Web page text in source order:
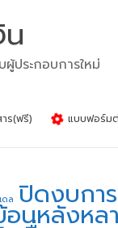
ประกอบการใหม่
ร(ฟรี) แบบฟอร์ม
ดล ปิดงบกา
นหลังหล